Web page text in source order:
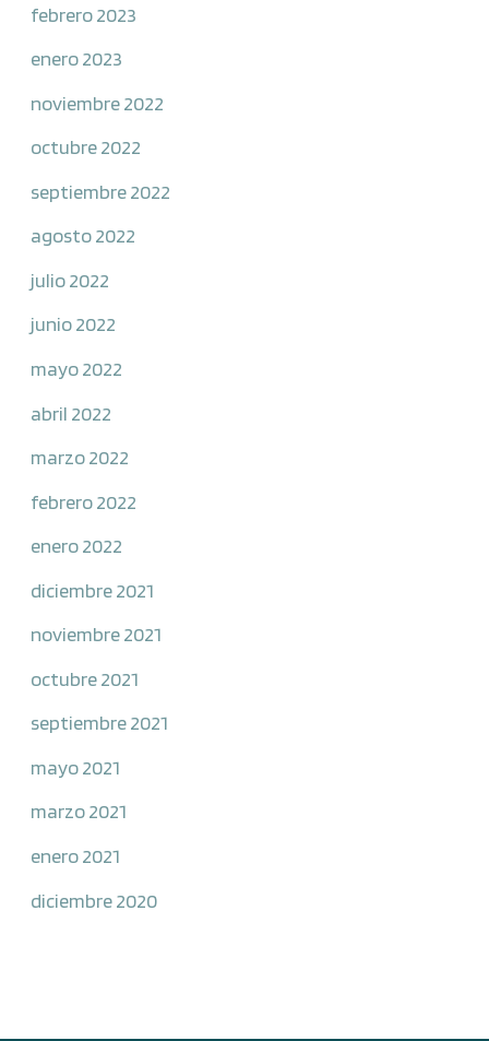
febrero 2023
enero 2023
noviembre 2022
octubre 2022
septiembre 2022
agosto 2022
julio 2022
junio 2022
mayo 2022
abril 2022
marzo 2022
febrero 2022
enero 2022
diciembre 2021
noviembre 2021
octubre 2021
septiembre 2021
mayo 2021
marzo 2021
enero 2021
diciembre 2020